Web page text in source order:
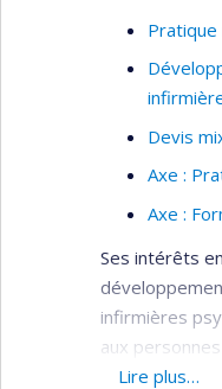
Devis
Axe :
Axe :
Ses intérêts
infirmières
aux
d'Alzheimer
Lire plus…